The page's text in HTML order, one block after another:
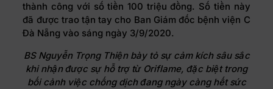
thành công với số tiền 100 triệu đồng. Số tiền này
đã được trao tận tay cho Ban Giám đốc bệnh viện C
Đà Nẵng vào sáng ngày 3/9/2020.
BS Nguyễn Trọng Thiện bày tỏ sự cảm kích sâu sắc
khi nhận được sự hỗ trợ từ Oriflame, đặc biệt trong
bối cảnh việc chống dịch đang ngày càng hết sức